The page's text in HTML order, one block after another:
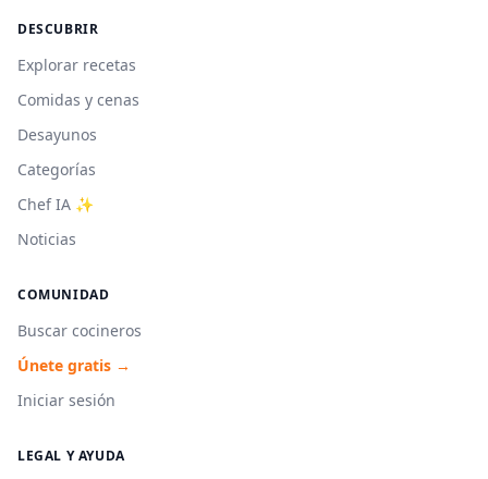
DESCUBRIR
Explorar recetas
Comidas y cenas
Desayunos
Categorías
Chef IA ✨
Noticias
COMUNIDAD
Buscar cocineros
Únete gratis →
Iniciar sesión
LEGAL Y AYUDA